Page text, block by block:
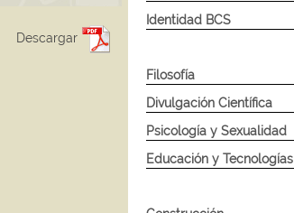
Descargar
Identidad BCS
Filosofía
Divulgación Científica
Psicología y Sexualidad
Educación y Tecnologías